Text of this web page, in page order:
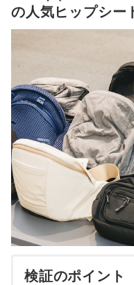
の人気ヒップシー
検証のポイント